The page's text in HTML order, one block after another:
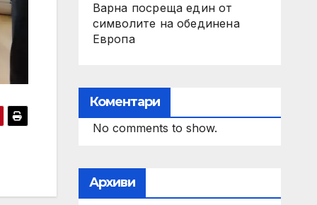
Варна посреща един от
символите на обединена
Европа
Коментари
No comments to show.
Архиви